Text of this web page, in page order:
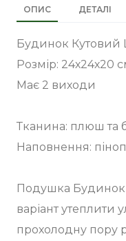
ОПИС ДЕТАЛІ
Будинок Кутовий L
Розмір: 24х24х20
Має 2 виходи
Тканина: плюш та
Наповнення:
Подушка Будинок
варіант утеплити
прохолодну пору